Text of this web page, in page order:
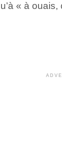
« à ouais,